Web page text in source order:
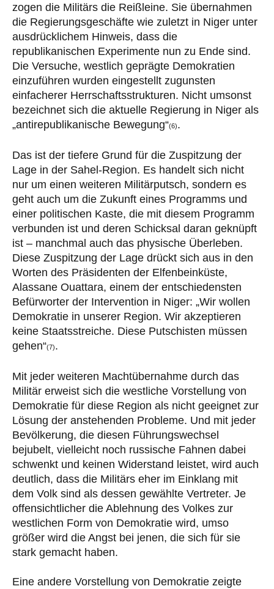
zogen die Militärs die Reißleine. Sie übernahmen
die Regierungsgeschäfte wie zuletzt in Niger unter
ausdrücklichem Hinweis, dass die
republikanischen Experimente nun zu Ende sind.
Die Versuche, westlich geprägte Demokratien
einzuführen wurden eingestellt zugunsten
einfacherer Herrschaftsstrukturen. Nicht umsonst
bezeichnet sich die aktuelle Regierung in Niger als
„antirepublikanische Bewegung“(6).
Das ist der tiefere Grund für die Zuspitzung der
Lage in der Sahel-Region. Es handelt sich nicht
nur um einen weiteren Militärputsch, sondern es
geht auch um die Zukunft eines Programms und
einer politischen Kaste, die mit diesem Programm
verbunden ist und deren Schicksal daran geknüpft
ist – manchmal auch das physische Überleben.
Diese Zuspitzung der Lage drückt sich aus in den
Worten des Präsidenten der Elfenbeinküste,
Alassane Ouattara, einem der entschiedensten
Befürworter der Intervention in Niger: „Wir wollen
Demokratie in unserer Region. Wir akzeptieren
keine Staatsstreiche. Diese Putschisten müssen
gehen“(7).
Mit jeder weiteren Machtübernahme durch das
Militär erweist sich die westliche Vorstellung von
Demokratie für diese Region als nicht geeignet zur
Lösung der anstehenden Probleme. Und mit jeder
Bevölkerung, die diesen Führungswechsel
bejubelt, vielleicht noch russische Fahnen dabei
schwenkt und keinen Widerstand leistet, wird auch
deutlich, dass die Militärs eher im Einklang mit
dem Volk sind als dessen gewählte Vertreter. Je
offensichtlicher die Ablehnung des Volkes zur
westlichen Form von Demokratie wird, umso
größer wird die Angst bei jenen, die sich für sie
stark gemacht haben.
Eine andere Vorstellung von Demokratie zeigte